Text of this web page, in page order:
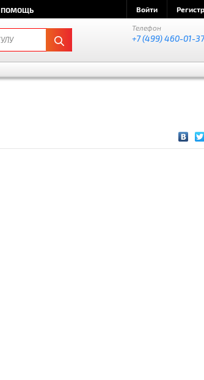
ПОМОЩЬ Войти
Телефон
+7 (499) 460-01-37